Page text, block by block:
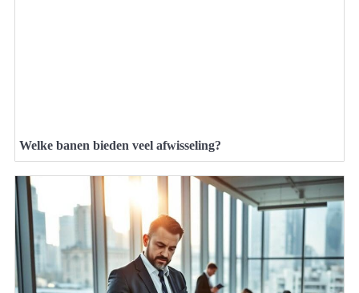
Welke banen bieden veel afwisseling?